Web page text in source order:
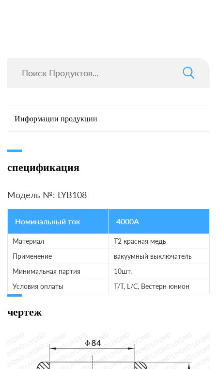
Информации продукции
спецификация
Модель №: LYB108
Номинальный ток 4000A
Материал
T2 красная медь
Применение
вакуумный выключатель
Минимальная партия
10шт.
Условия оплаты
T/T, L/C, Вестерн юнион
чертеж